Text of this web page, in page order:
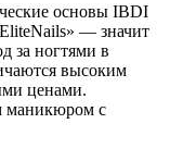
основы IBDI
— значит
за ногтями в
высоким
ценами.
маникюром с